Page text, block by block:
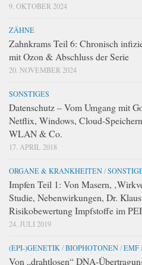
9. OKTOBER 2024
ZÄHNE
Zahnkrams Teil 6: Chronisch
mit Ozon & Abschluss der Serie
20. NOVEMBER 2024
SONSTIGES
Datenschutz – Vom Umgang mit
Netflix, Windows, Cloud-
WLAN & Co.
17. APRIL 2018
ORGANE & KRANKHEITEN/
Impfen Teil 1: Von Masern,
Studie, Nebenwirkungen, Dr.
Risikobewertung Impfstoffe im
24. JULI 2019
(EPI-)GENETIK /BIOPHOTONEN/EMF
Von „drahtlosen“ DNA-